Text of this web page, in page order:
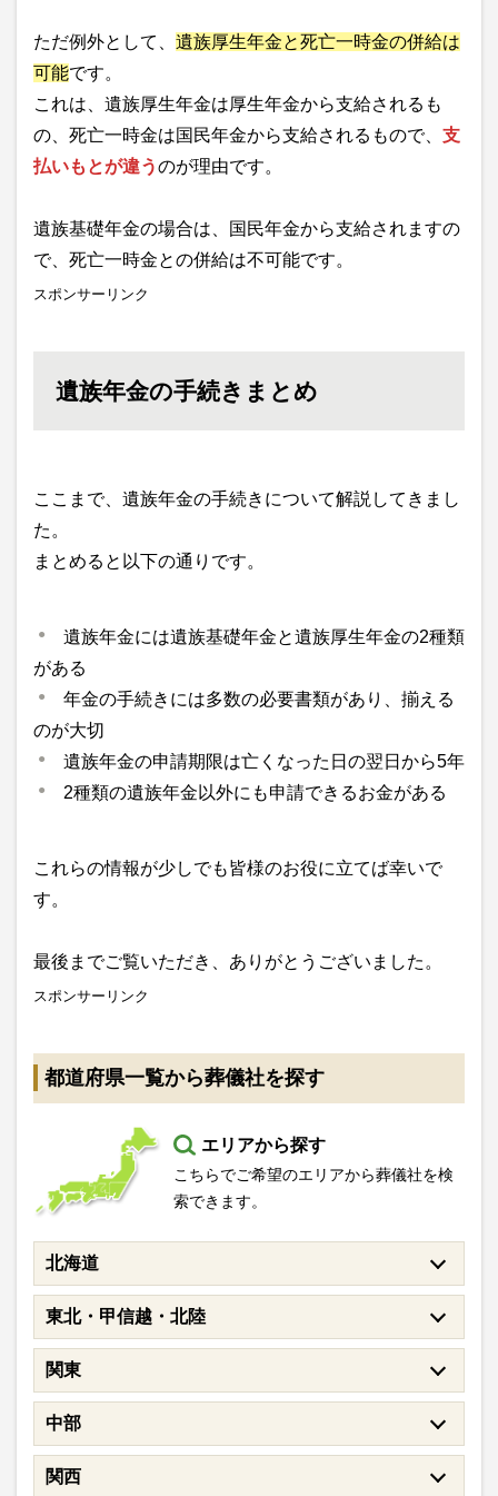
ただ例外として、 遺族厚生年金と死亡一時金の併給は
可能です。
これは、遺族厚生年金は厚生年金から支給されるも
の、死亡一時金は国民年金から支給されるもので、 支
払いもとが違うのが理由です。
遺族基礎年金の場合は、国民年金から支給されますの
で、死亡一時金との併給は不可能です。
スポンサーリンク
遺族年金の手続きまとめ
ここまで、遺族年金の手続きについて解説してきまし
た。
まとめると以下の通りです。
遺族年金には遺族基礎年金と遺族厚生年金の2種類
がある
年金の手続きには多数の必要書類があり、揃える
のが大切
遺族年金の申請期限は亡くなった日の翌日から5年
2種類の遺族年金以外にも申請できるお金がある
これらの情報が少しでも皆様のお役に立てば幸いで
す。
最後までご覧いただき、ありがとうございました。
スポンサーリンク
都道府県一覧から葬儀社を探す
エリアから探す
こちらでご希望のエリアから葬儀社を検
索できます。
北海道
東北・甲信越・北陸
関東
中部
関西